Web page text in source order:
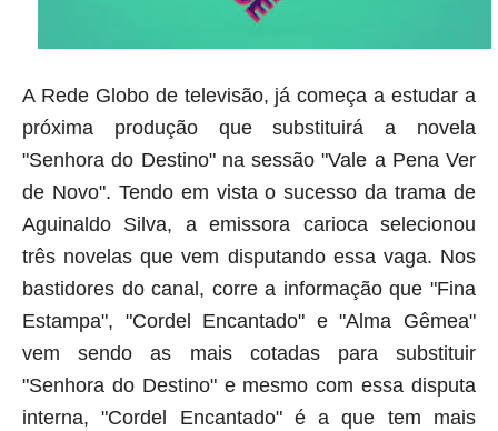
A Rede Globo de televisão, já começa a estudar a
próxima produção que substituirá a novela
"Senhora do Destino" na sessão "Vale a Pena Ver
de Novo". Tendo em vista o sucesso da trama de
Aguinaldo Silva, a emissora carioca selecionou
três novelas que vem disputando essa vaga. Nos
bastidores do canal, corre a informação que "Fina
Estampa", "Cordel Encantado" e "Alma Gêmea"
vem sendo as mais cotadas para substituir
"Senhora do Destino" e mesmo com essa disputa
interna, "Cordel Encantado" é a que tem mais